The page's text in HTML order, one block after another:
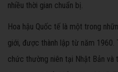
nhiều thời gian chuẩn bị.
Hoa hậu Quốc tế là một trong
giới, được thành lập từ năm
chức thường niên tại Nhật Bản và